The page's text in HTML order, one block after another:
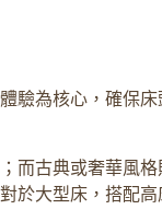
驗為核心，確保
而古典或奢華風
於大型床，搭配